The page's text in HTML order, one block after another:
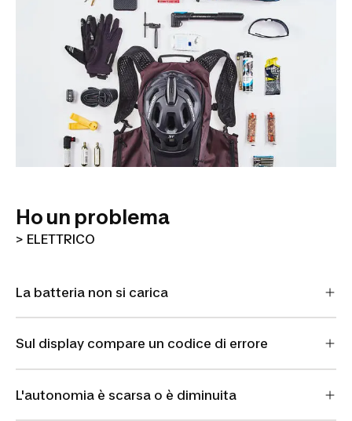
Ho un problema
> ELETTRICO
La batteria non si carica
Sul display compare un codice di errore
L'autonomia è scarsa o è diminuita